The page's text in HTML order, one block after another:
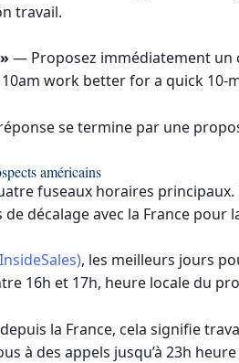
travail.
— Proposez immédiatement un
work better for a quick 10-
se termine par une
américains
fuseaux horaires
de décalage avec la France
, les meilleurs jours
16h et 17h, heure locale du
la France, cela signifie
à des appels jusqu’à 23h